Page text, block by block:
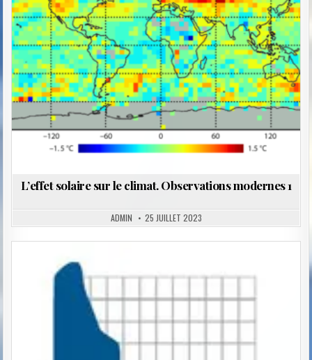
in
L’effet solaire sur le climat. Observations modernes 1
ADMIN 25 JUILLET 2023
Posted